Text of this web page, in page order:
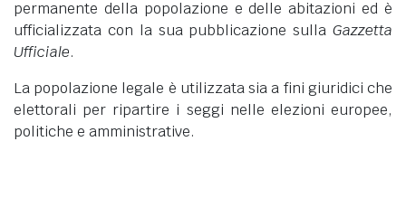
permanente della popolazione e delle abitazioni ed è
ufficializzata con la sua pubblicazione sulla Gazzetta
Ufficiale.
La popolazione legale è utilizzata sia a fini giuridici che
elettorali per ripartire i seggi nelle elezioni europee,
politiche e amministrative.